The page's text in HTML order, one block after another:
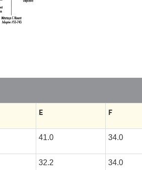
E F
41.0 34.0
32.2 34.0